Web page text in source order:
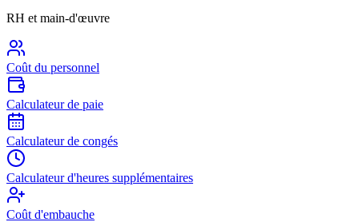
RH et main-d'œuvre
Coût du personnel
Calculateur de paie
Calculateur de congés
Calculateur d'heures supplémentaires
Coût d'embauche